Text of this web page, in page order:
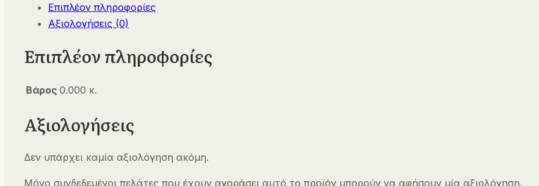
22-
2553161
Puppen
Επιπλέον πληροφορίες
Αξιολογήσεις (0)
Επιπλέον πληροφορίες
Βάρος 0.000 κ.
Αξιολογήσεις
Δεν υπάρχει καμία αξιολόγηση ακόμη.
Μόνο συνδεδεμένοι πελάτες που έχουν αγοράσει αυτό το προϊόν μπορούν να αφήσουν μία αξιολόγηση.